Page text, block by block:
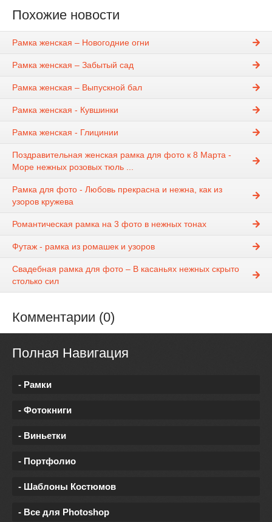
Похожие новости
Рамка женская – Новогодние огни
Рамка женская – Забытый сад
Рамка женская – Выпускной бал
Рамка женская - Кувшинки
Рамка женская - Глицинии
Поздравительная женская рамка для фото к 8 Марта -
Море нежных розовых тюль ...
Рамка для фото - Любовь прекрасна и нежна, как из
узоров кружева
Романтическая рамка на 3 фото в нежных тонах
Футаж - рамка из ромашек и узоров
Свадебная рамка для фото – В касаньях нежных скрыто
столько сил
Комментарии (0)
Полная Навигация
- Рамки
- Фотокниги
- Виньетки
- Портфолио
- Шаблоны Костюмов
- Все для Photoshop